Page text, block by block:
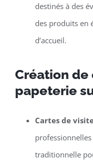
destinés à des
des produits en
d’accueil.
Création de
papeterie
Cartes de
traditionnelle